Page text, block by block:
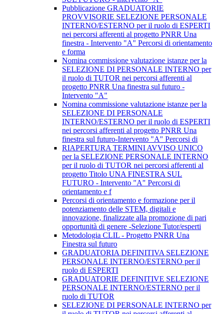
Pubblicazione GRADUATORIE
PROVVISORIE SELEZIONE PERSONALE
INTERNO/ESTERNO per il ruolo di ESPERTI
nei percorsi afferenti al progetto PNRR Una
finestra - Intervento "A" Percorsi di orientamento
e forma
Nomina commissione valutazione istanze per la
SELEZIONE DI PERSONALE INTERNO per
il ruolo di TUTOR nei percorsi afferenti al
progetto PNRR Una finestra sul futuro -
Intervento "A"
Nomina commissione valutazione istanze per la
SELEZIONE DI PERSONALE
INTERNO/ESTERNO per il ruolo di ESPERTI
nei percorsi afferenti al progetto PNRR Una
finestra sul futuro-Intervento "A" Percorsi di
RIAPERTURA TERMINI AVVISO UNICO
per la SELEZIONE PERSONALE INTERNO
per il ruolo di TUTOR nei percorsi afferenti al
progetto Titolo UNA FINESTRA SUL
FUTURO - Intervento "A" Percorsi di
orientamento e f
Percorsi di orientamento e formazione per il
potenziamento delle STEM, digitali e
innovazione, finalizzate alla promozione di pari
opportunità di genere -Selezione Tutor/esperti
Metodologia CLIL - Progetto PNRR Una
Finestra sul futuro
GRADUATORIA DEFINITIVA SELEZIONE
PERSONALE INTERNO/ESTERNO per il
ruolo di ESPERTI
GRADUATORIE DEFINITIVE SELEZIONE
PERSONALE INTERNO/ESTERNO per il
ruolo di TUTOR
SELEZIONE DI PERSONALE INTERNO per